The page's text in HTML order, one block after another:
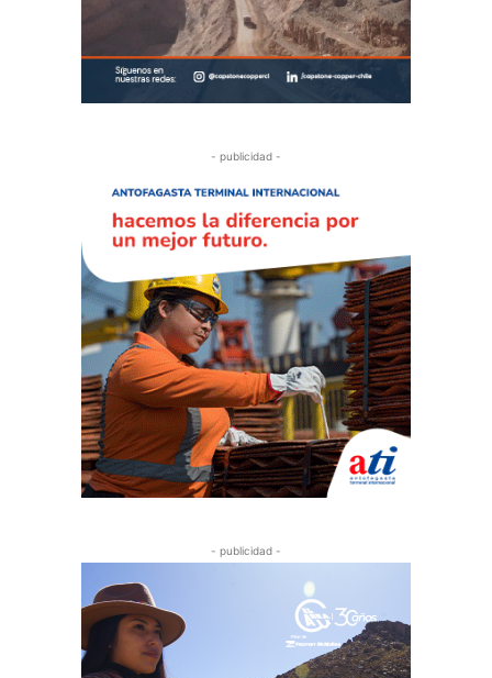
- publicidad -
- publicidad -